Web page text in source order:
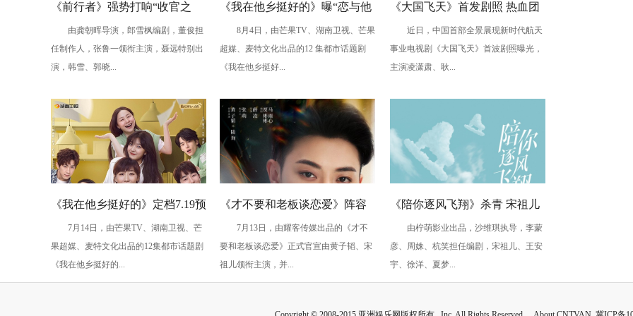
《前行者》强势打响“收官之
战” 高智商博弈解锁谍战“连环
局”
由龚朝晖导演，郎雪枫编剧，董俊担
任制作人，张鲁一领衔主演，聂远特别出
演，韩雪、郭晓...
《我在他乡挺好的》曝“恋与他
乡”情感海报 他乡CP温暖相伴
愈人心
8月4日，由芒果TV、湖南卫视、芒果
超媒、麦特文化出品的12 集都市话题剧
《我在他乡挺好...
《大国飞天》首发剧照 热血团
魂打造航天史诗图景
近日，中国首部全景展现新时代航天
事业电视剧《大国飞天》首波剧照曝光，
主演凌潇肃、耿...
《我在他乡挺好的》定档7.19预
告海报双发 展现异乡青年生存
绘卷
7月14日，由芒果TV、湖南卫视、芒
果超媒、麦特文化出品的12集都市话题剧
《我在他乡挺好的...
《才不要和老板谈恋爱》阵容
官宣 黄子韬宋祖儿共赴宿命之
约
7月13日，由耀客传媒出品的《才不
要和老板谈恋爱》正式官宣由黄子韬、宋
祖儿领衔主演，并...
《陪你逐风飞翔》杀青 宋祖儿
王安宇携手踏冰逐梦
由柠萌影业出品，沙维琪执导，李蒙
彦、周姝、杭笑担任编剧，宋祖儿、王安
宇、徐洋、夏梦...